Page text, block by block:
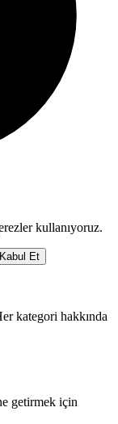
kullanıyoruz.
Et
kategori hakkında
getirmek için